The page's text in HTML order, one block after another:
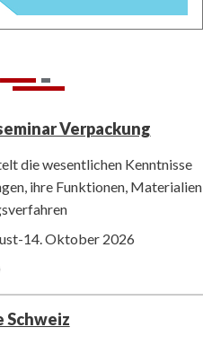
Verpackung
die wesentlichen Kenntnisse
ihre Funktionen, Materialien
14. Oktober 2026
Schweiz